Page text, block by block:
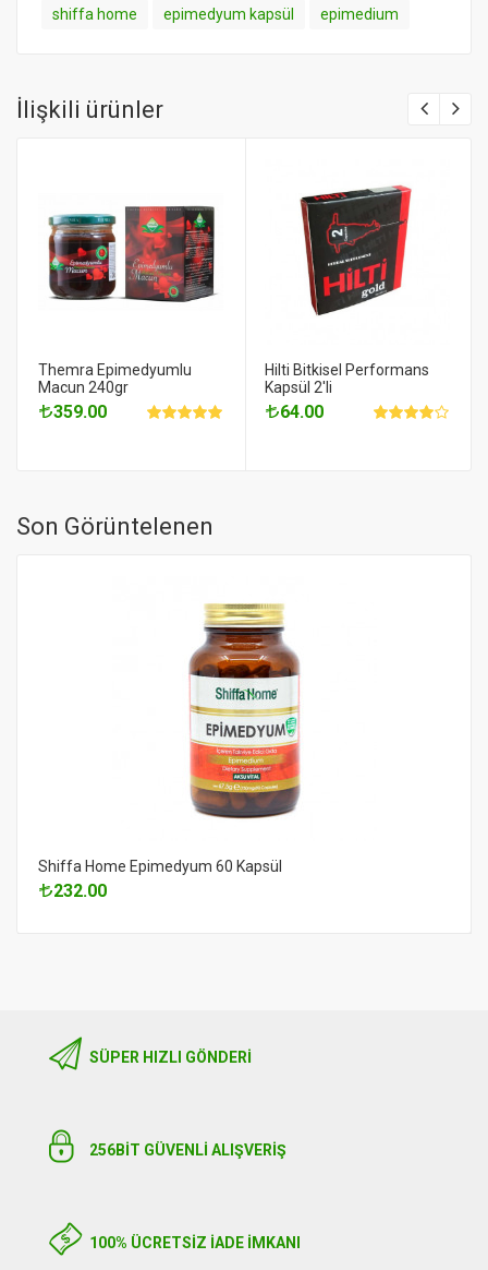
shiffa home epimedyum kapsül epimedium
İlişkili ürünler
Themra Epimedyumlu
Macun 240gr
359.00
Hilti Bitkisel Performans
Kapsül 2'li
64.00
Son Görüntelenen
Shiffa Home Epimedyum 60 Kapsül
232.00
SÜPER HIZLI GÖNDERI
256BIT GÜVENLİ ALIŞVERİŞ
100% ÜCRETSİZ İADE İMKANI